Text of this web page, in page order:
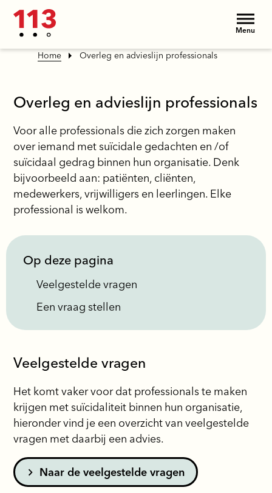
Menu
Home Overleg en advieslijn professionals
Overleg en advieslijn professionals
Voor alle professionals die zich zorgen maken
over iemand met suïcidale gedachten en /of
suïcidaal gedrag binnen hun organisatie. Denk
bijvoorbeeld aan: patiënten, cliënten,
medewerkers, vrijwilligers en leerlingen. Elke
professional is welkom.
Op deze pagina
Veelgestelde vragen
Een vraag stellen
Veelgestelde vragen
Het komt vaker voor dat professionals te maken
krijgen met suïcidaliteit binnen hun organisatie,
hieronder vind je een overzicht van veelgestelde
vragen met daarbij een advies.
Naar de veelgestelde vragen